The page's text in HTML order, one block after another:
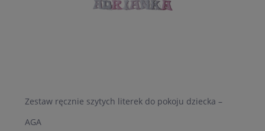
Zestaw ręcznie szytych literek do pokoju dziecka –
AGA